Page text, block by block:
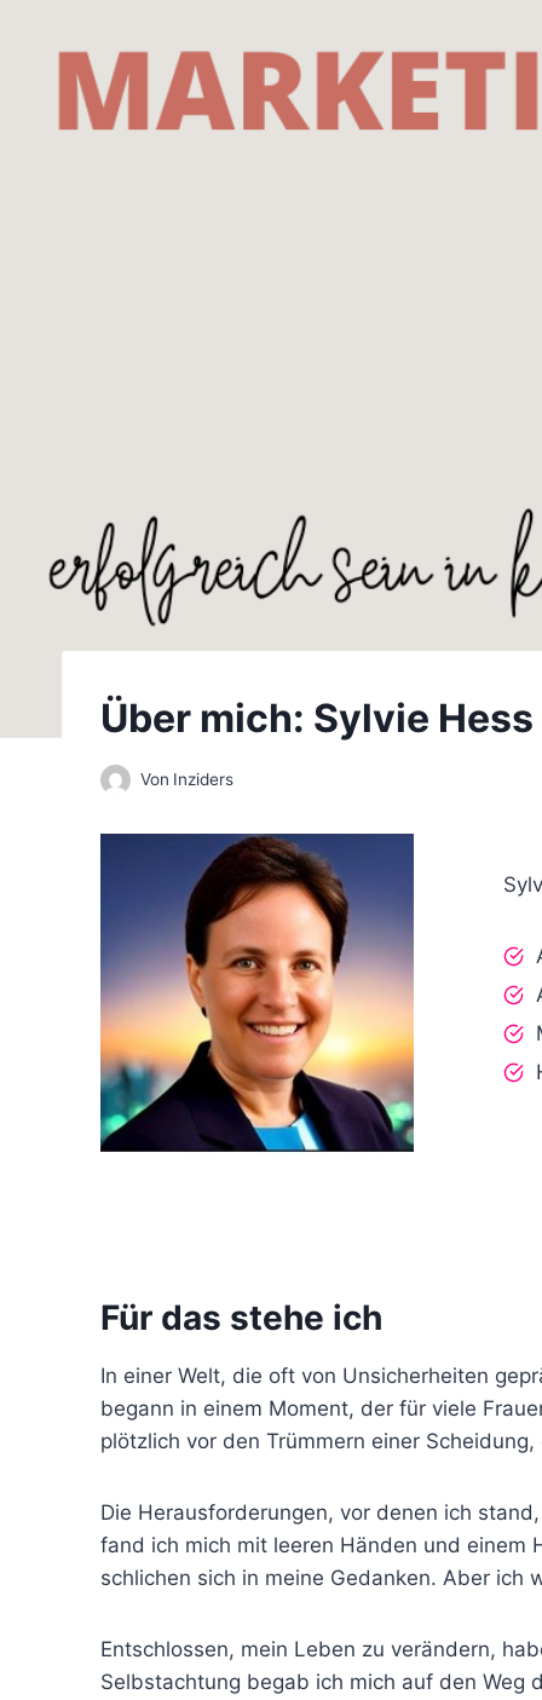
Über mich: Sylvie Hess
Von Inziders
Für das stehe ich
In einer Welt, die oft von Unsicherheiten
begann in einem Moment, der für viele
plötzlich vor den Trümmern einer
Die Herausforderungen, vor denen ich
fand ich mich mit leeren Händen und einem
schlichen sich in meine Gedanken. Aber ich
Entschlossen, mein Leben zu verändern,
Selbstachtung begab ich mich auf den Weg